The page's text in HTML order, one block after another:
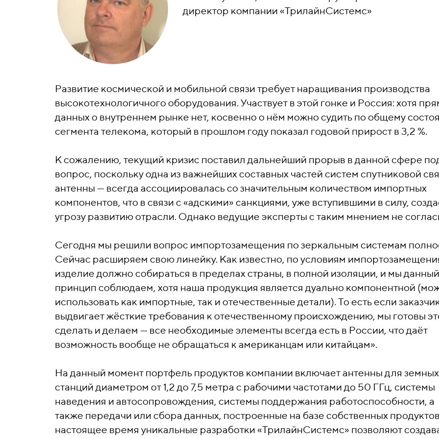
директор компании «ТрилайнСистемс»
Развитие космической и мобильной связи требует наращивания производства
высокотехнологичного оборудования. Участвует в этой гонке и Россия: хотя
данных о внутреннем рынке нет, косвенно о нём можно судить по общему
сегмента телекома, который в прошлом году показал годовой прирост в 3,2 %.
К сожалению, текущий кризис поставил дальнейший прорыв в данной сфере
вопрос, поскольку одна из важнейших составных частей систем спутниковой
антенны — всегда ассоциировалась со значительным количеством импортных
компонентов, что в связи с «адскими» санкциями, уже вступившими в силу,
угрозу развитию отрасли. Однако ведущие эксперты с таким мнением не
Сегодня мы решили вопрос импортозамещения по зеркальным системам
Сейчас расширяем свою линейку. Как известно, по условиям
изделие должно собираться в пределах страны, в полной изоляции, и мы данный
принцип соблюдаем, хотя наша продукция является дуально компонентной
использовать как импортные, так и отечественные детали). То есть если
выдвигает жёсткие требования к отечественному происхождению, мы готовы
сделать и делаем — все необходимые элементы всегда есть в России, что даёт
возможность вообще не обращаться к американцам или китайцам».
На данный момент портфель продуктов компании включает антенны для земных
станций диаметром от 1,2 до 7,5 метра с рабочими частотами до 50 ГГц, системы
наведения и автосопровождения, системы поддержания работоспособности, а
также передачи или сбора данных, построенные на базе собственных
настоящее время уникальные разработки «ТрилайнСистемс» позволяют